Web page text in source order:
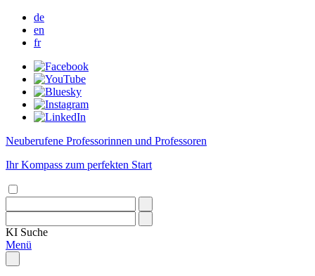
de
en
fr
Neuberufene Professorinnen und Professoren
Ihr Kompass zum perfekten Start
KI Suche
Menü